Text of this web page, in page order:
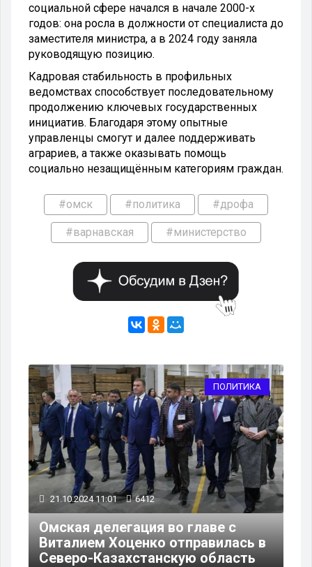
социальной сфере начался в начале 2000-х
годов: она росла в должности от специалиста до
заместителя министра, а в 2024 году заняла
руководящую позицию.
Кадровая стабильность в профильных
ведомствах способствует последовательному
продолжению ключевых государственных
инициатив. Благодаря этому опытные
управленцы смогут и далее поддерживать
аграриев, а также оказывать помощь
социально незащищённым категориям граждан.
#омск #политика #дрофа
#варнавская #министерство
ПОЛИТИКА
21.10.2024 11:01 6412
Омская делегация во главе с
Виталием Хоценко отправилась в
Северо-Казахстанскую область